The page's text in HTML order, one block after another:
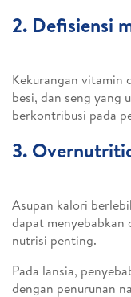
2. Defisiensi
Kekurangan vitamin
besi, dan seng yang
berkontribusi pada
3.
Asupan kalori
dapat menyebabkan
nutrisi penting.
Pada lansia,
dengan penurunan